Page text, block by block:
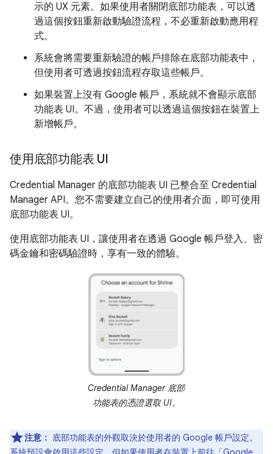
示的 UX 元素。如果使用者關閉底部功能表，可以透
過這個按鈕重新啟動驗證流程，不必重新啟動應用程
式。
系統會將需要重新驗證的帳戶排除在底部功能表中，
但使用者可透過按鈕流程存取這些帳戶。
如果裝置上沒有 Google 帳戶，系統就不會顯示底部
功能表 UI。不過，使用者可以透過這個按鈕在裝置上
新增帳戶。
使用底部功能表 UI
Credential Manager 的底部功能表 UI 已整合至 Credential
Manager API。您不需要建立自己的使用者介面，即可使用
底部功能表 UI。
使用底部功能表 UI，讓使用者在透過 Google 帳戶登入、密
碼金鑰和密碼驗證時，享有一致的體驗。
Credential Manager 底部
功能表的憑證選取 UI。
注意： 底部功能表的外觀取決於使用者的 Google 帳戶設定。